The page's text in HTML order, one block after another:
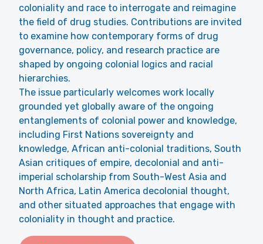
coloniality and race to interrogate and reimagine
the field of drug studies. Contributions are invited
to examine how contemporary forms of drug
governance, policy, and research practice are
shaped by ongoing colonial logics and racial
hierarchies.
The issue particularly welcomes work locally
grounded yet globally aware of the ongoing
entanglements of colonial power and knowledge,
including First Nations sovereignty and
knowledge, African anti-colonial traditions, South
Asian critiques of empire, decolonial and anti-
imperial scholarship from South-West Asia and
North Africa, Latin America decolonial thought,
and other situated approaches that engage with
coloniality in thought and practice.